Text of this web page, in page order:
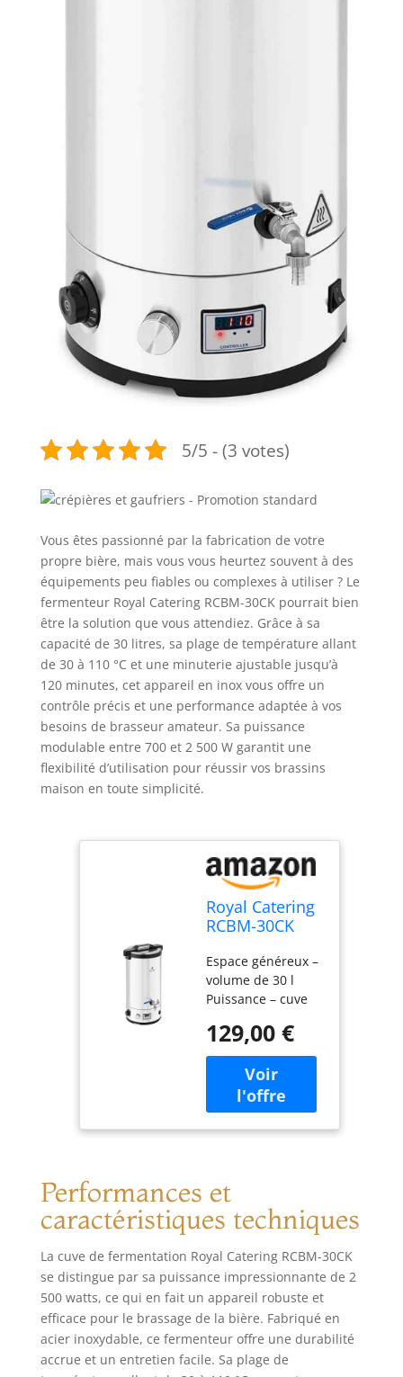
5/5 - (3 votes)
Vous êtes passionné par la fabrication de votre
propre bière, mais vous vous heurtez souvent à des
équipements peu fiables ou complexes à utiliser ? Le
fermenteur Royal Catering RCBM-30CK pourrait bien
être la solution que vous attendiez. Grâce à sa
capacité de 30 litres, sa plage de température allant
de 30 à 110 °C et une minuterie ajustable jusqu’à
120 minutes, cet appareil en inox vous offre un
contrôle précis et une performance adaptée à vos
besoins de brasseur amateur. Sa puissance
modulable entre 700 et 2 500 W garantit une
flexibilité d’utilisation pour réussir vos brassins
maison en toute simplicité.
Royal Catering
RCBM-30CK
Fermentation
Fermenteur ?
Bi?re Inox
Matériel
(Volume : 30 l,
Puissance :
700/1 800/2
500 W, Plage
de
température :
120 min)
Espace généreux –
volume de 30 l
Puissance – cuve
thermorégulée
mettant à
disposition trois
réglages de
puissance de 700 /
1 800 / 2 500 W,
- 110 °C et un
écran LED qui
facilite le contrôle
Sécurité –
fonctionnement
sûr grâce à un
protecteur
thermique TCO de
pointe Simplicité –
129,00 €
Performances et
caractéristiques techniques
La cuve de fermentation Royal Catering RCBM-30CK
se distingue par sa puissance impressionnante de 2
500 watts, ce qui en fait un appareil robuste et
efficace pour le brassage de la bière. Fabriqué en
acier inoxydable, ce fermenteur offre une durabilité
accrue et un entretien facile. Sa plage de